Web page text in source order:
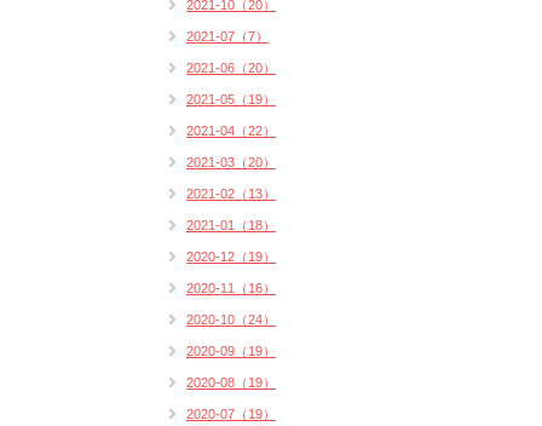
2021-10（20）
2021-07（7）
2021-06（20）
2021-05（19）
2021-04（22）
2021-03（20）
2021-02（13）
2021-01（18）
2020-12（19）
2020-11（16）
2020-10（24）
2020-09（19）
2020-08（19）
2020-07（19）